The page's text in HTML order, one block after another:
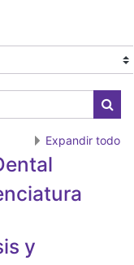
Expandir todo
y